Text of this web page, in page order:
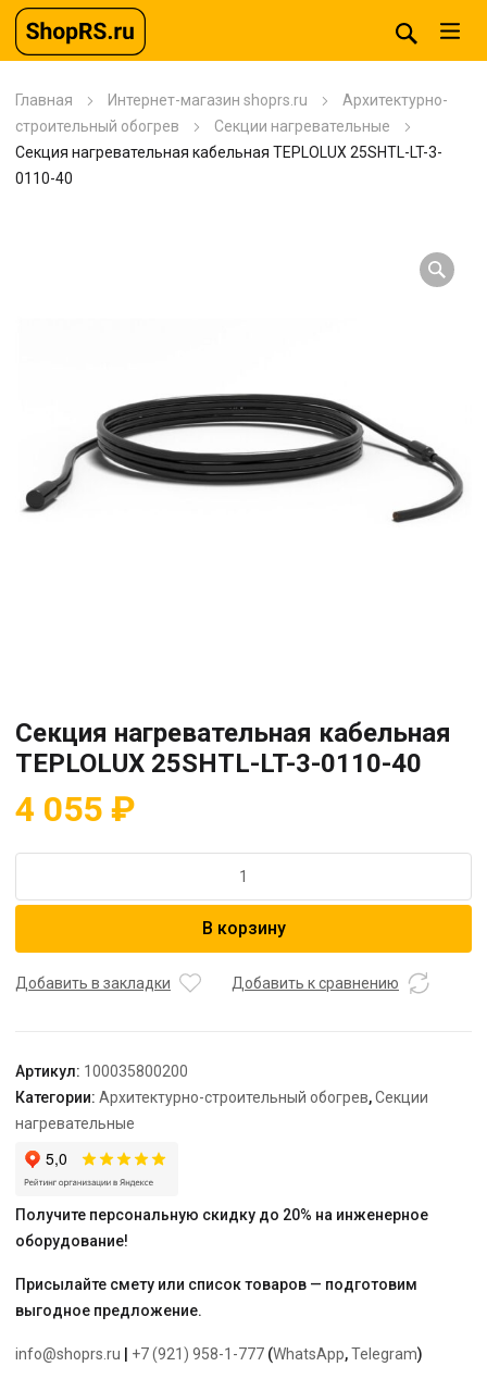
Главная Интернет-магазин shoprs.ru
Архитектурно-
строительный обогрев
Секции нагревательные
Секция нагревательная кабельная TEPLOLUX 25SHTL-LT-3-
0110-40
Секция нагревательная кабельная
TEPLOLUX 25SHTL-LT-3-0110-40
4 055 ₽
Секция
TEPLOLUX
0110-
40
В корзину
Добавить в закладки Добавить к сравнению
Артикул: 100035800200
Категории: Архитектурно-строительный обогрев,Секции
нагревательные
Получите персональную скидку до 20% на инженерное
оборудование!
Присылайте смету или список товаров — подготовим
выгодное предложение.
info@shoprs.ru +7 (921) 958-1-777 (WhatsApp,Telegram)